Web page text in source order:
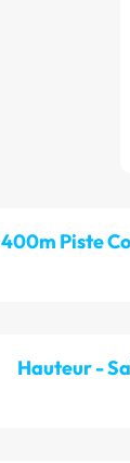
400m Piste
Hauteur -